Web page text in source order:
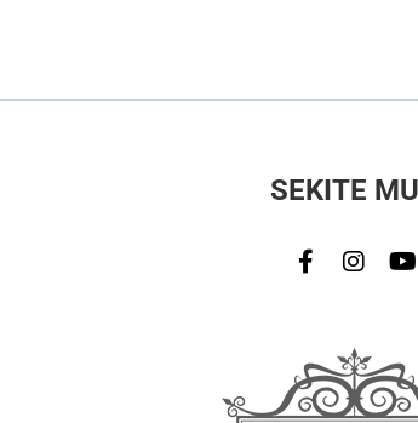
SEKITE